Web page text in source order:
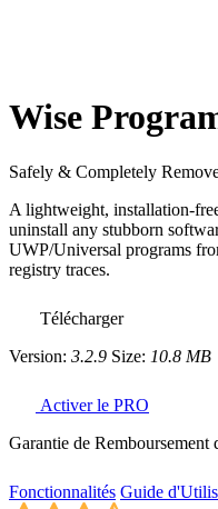
Wise
Safely & Completely
A lightweight, installation-
uninstall any stubborn
UWP/Universal programs
registry traces.
Télécharger
Version: 3.2.9 Size: 10.8 MB
Activer le PRO
Garantie de Remboursement
Fonctionnalités Guide